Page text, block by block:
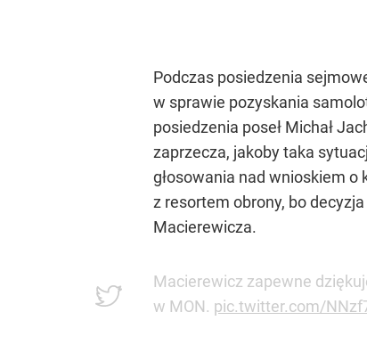
Podczas posiedzenia
w sprawie pozyskania
posiedzenia poseł Michał
zaprzecza, jakoby taka
głosowania nad wnioskiem o
z resortem obrony, bo
Macierewicza.
Macierewicz zapewne
w MON. pic.twitter.com/